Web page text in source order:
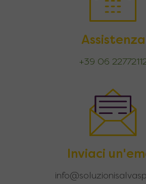
Assistenza
+39 06
Inviaci